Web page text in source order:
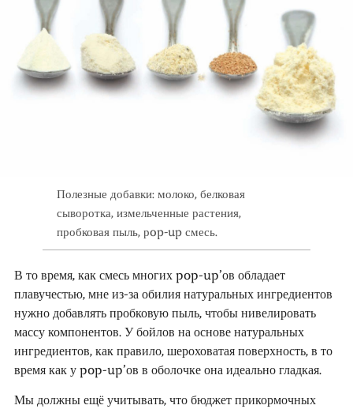
Полезные добавки: молоко, белковая
сыворотка, измельченные растения,
пробковая пыль, рop-up смесь.
В то время, как смесь многих pop-up’ов обладает
плавучестью, мне из-за обилия натуральных ингредиентов
нужно добавлять пробковую пыль, чтобы нивелировать
массу компонентов. У бойлов на основе натуральных
ингредиентов, как правило, шероховатая поверхность, в то
время как у pop-up’ов в оболочке она идеально гладкая.
Мы должны ещё учитывать, что бюджет прикормочных